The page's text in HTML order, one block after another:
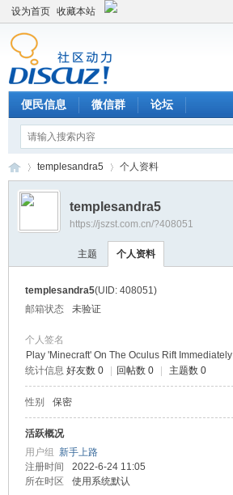
设为首页 收藏本站
便民信息 微信群 论坛
›
templesandra5 个人资料
templesandra5
https://jszst.com.cn/?408051
主题 个人资料
templesandra5(UID: 408051)
邮箱状态
未验证
个人签名
Play 'Minecraft' On The Oculus Rift Immediately
统计信息 好友数 0 回帖数 0 主题数 0
性别 保密
活跃概况
用户组 新手上路
注册时间
2022-6-24 11:05
所在时区
使用系统默认